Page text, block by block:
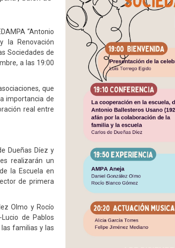
“Antonio
la Renovación
Sociedades de
a las 19:00
que
importancia de
real entre
Dueñas Díez y
realizarán un
la Escuela en
de primera
Olmo y Rocío
de Pablos
familias y las